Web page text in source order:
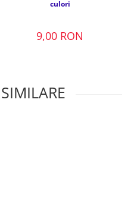
culori
9,00 RON